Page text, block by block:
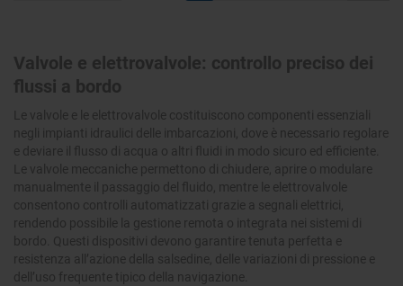
Valvole e elettrovalvole: controllo preciso dei
flussi a bordo
Le valvole e le elettrovalvole costituiscono componenti essenziali
negli impianti idraulici delle imbarcazioni, dove è necessario regolare
e deviare il flusso di acqua o altri fluidi in modo sicuro ed efficiente.
Le valvole meccaniche permettono di chiudere, aprire o modulare
manualmente il passaggio del fluido, mentre le elettrovalvole
consentono controlli automatizzati grazie a segnali elettrici,
rendendo possibile la gestione remota o integrata nei sistemi di
bordo. Questi dispositivi devono garantire tenuta perfetta e
resistenza all’azione della salsedine, delle variazioni di pressione e
dell’uso frequente tipico della navigazione.